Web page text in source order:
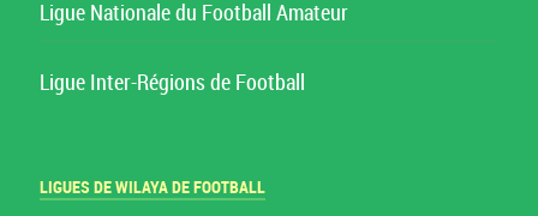
Ligue Nationale du Football Amateur
Ligue Inter-Régions de Football
LIGUES DE WILAYA DE FOOTBALL